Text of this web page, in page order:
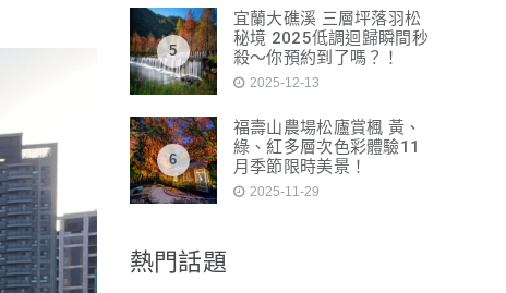
5
宜蘭大礁溪 三層坪落羽松
秘境 2025低調迴歸瞬間秒
殺～你預約到了嗎？！
2025-12-13
6
福壽山農場松廬賞楓 黃、
綠、紅多層次色彩體驗11
月季節限時美景！
2025-11-29
熱門話題